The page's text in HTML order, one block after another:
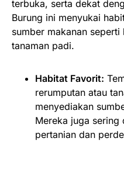
terbuka, serta dekat
Burung ini menyukai
sumber makanan
tanaman padi.
Habitat Favorit:
rerumputan atau
menyediakan
Mereka juga sering
pertanian dan